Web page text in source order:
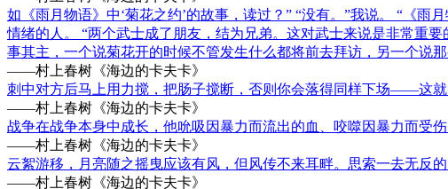
如《雨月物语》中‘菊花之约’的故事，读过？” “没有。”我说。 “《
情绪的人。 “两个武士成了朋友，结为兄弟。这对武士来说是非常重
事其主，一个说菊花开的时候不管发生什么都将前去拜访，另一个说
——村上春树《海边的卡夫卡》
刺中对方后马上用力搅，把肠子搅断，否则你会落得同样下场——这就
——村上春树《海边的卡夫卡》
战争在战争本身中成长，他吮吸因暴力而流出的血、咬噬因暴力而受
——村上春树《海边的卡夫卡》
云絮游移，月亮随之摇曳应该有风，但风传不来耳畔。思索一去无反
——村上春树《海边的卡夫卡》